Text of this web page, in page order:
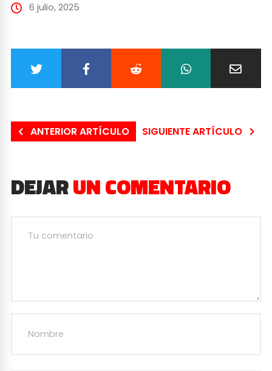
6 julio, 2025
ANTERIOR ARTÍCULO SIGUIENTE ARTÍCULO
DEJARUN COMENTARIO